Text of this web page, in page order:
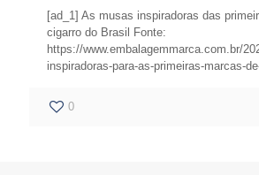
[ad_1] As musas inspiradoras das
cigarro do Brasil Fonte:
https://www.embalagemmarca.com.br/
inspiradoras-para-as-primeiras-marcas-
0